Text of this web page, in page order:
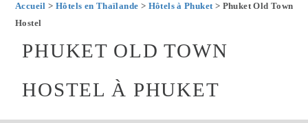
Accueil > Hôtels en Thaïlande > Hôtels à Phuket> Phuket Old Town
Hostel
PHUKET OLD TOWN
HOSTEL À PHUKET